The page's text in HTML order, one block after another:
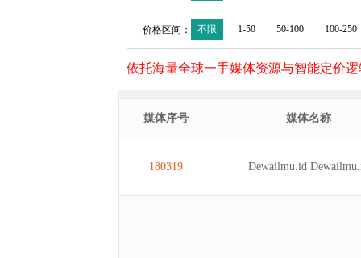
价格区间： 不限 1-50 50-100 100-250
依托海量全球一手媒体资源与智能定价
媒体序号 媒体名称
180319 Dewailmu.id